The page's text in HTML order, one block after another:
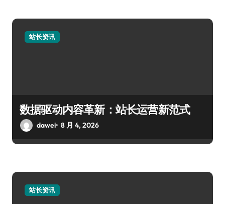
站长资讯
数据驱动内容革新：站长运营新范式
dawei 8 月 4, 2026
站长资讯